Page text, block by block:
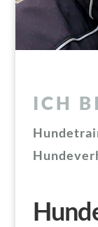
ICH